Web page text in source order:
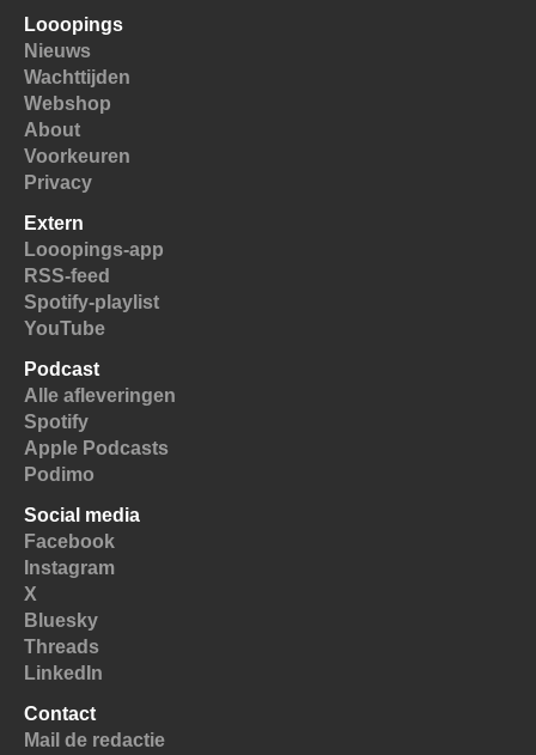
Looopings
Nieuws
Wachttijden
Webshop
About
Voorkeuren
Privacy
Extern
Looopings-app
RSS-feed
Spotify-playlist
YouTube
Podcast
Alle afleveringen
Spotify
Apple Podcasts
Podimo
Social media
Facebook
Instagram
X
Bluesky
Threads
LinkedIn
Contact
Mail de redactie